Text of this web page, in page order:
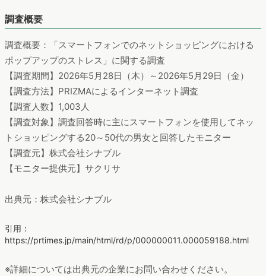
調査概要
調査概要：「スマートフォンでのネットショッピングにおける
ポップアップのストレス」に関する調査
【調査期間】2026年5月28日（木）～2026年5月29日（金）
【調査方法】PRIZMAによるインターネット調査
【調査人数】1,003人
【調査対象】調査回答時に主にスマートフォンを使用してネッ
トショッピングする20～50代の男女と回答したモニター
【調査元】株式会社シナブル
【モニター提供元】サクリサ
出典元：株式会社シナブル
引用：
https://prtimes.jp/main/html/rd/p/000000011.000059188.html
※詳細については出典元の企業にお問い合わせください。